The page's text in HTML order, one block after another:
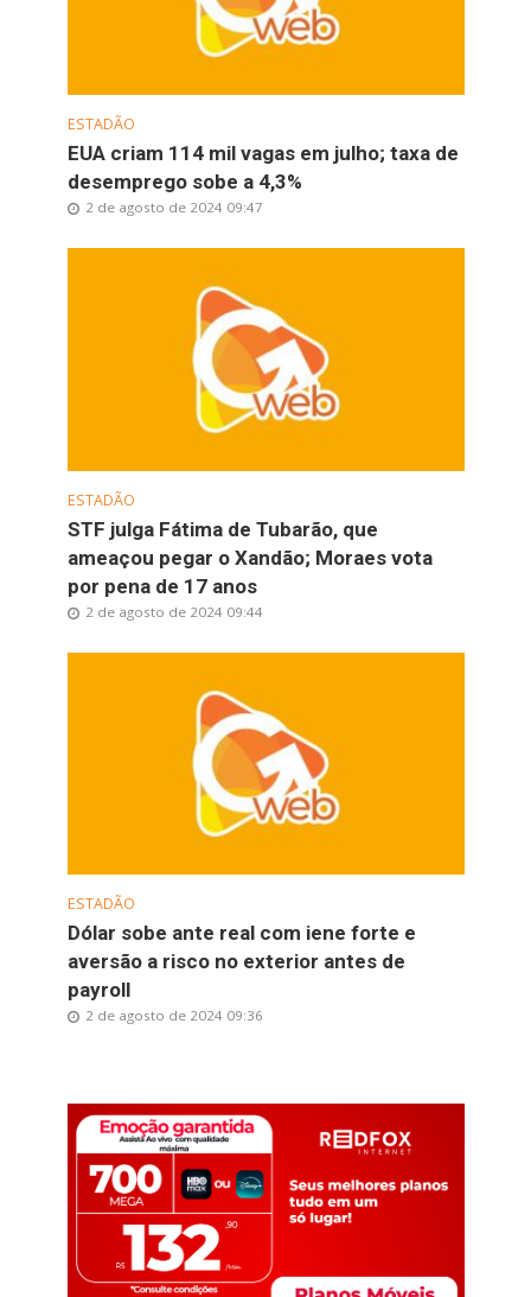
ESTADÃO
EUA criam 114 mil vagas em julho; taxa de
desemprego sobe a 4,3%
2 de agosto de 2024 09:47
ESTADÃO
STF julga Fátima de Tubarão, que
ameaçou pegar o Xandão; Moraes vota
por pena de 17 anos
2 de agosto de 2024 09:44
ESTADÃO
Dólar sobe ante real com iene forte e
aversão a risco no exterior antes de
payroll
2 de agosto de 2024 09:36